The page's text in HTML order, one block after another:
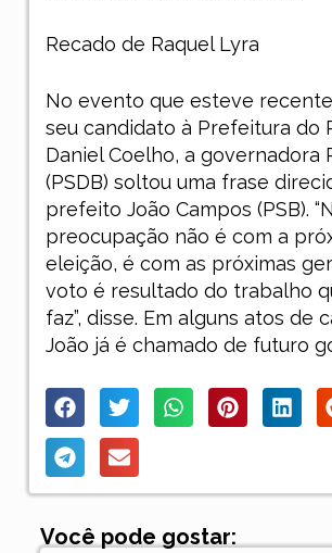
Recado de Raquel Lyra
No evento que esteve
seu candidato à Prefeitura do
Daniel Coelho, a governadora
(PSDB) soltou uma frase
prefeito João Campos (PSB).
preocupação não é com a
eleição, é com as próximas
voto é resultado do trabalho
faz”, disse. Em alguns atos de
João já é chamado de futuro
Você pode gostar: